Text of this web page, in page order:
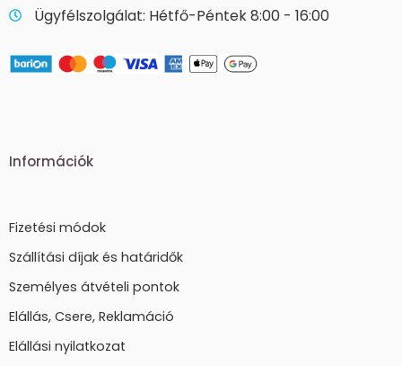
Ügyfélszolgálat: Hétfő-Péntek 8:00 - 16:00
Információk
Fizetési módok
Szállítási díjak és határidők
Személyes átvételi pontok
Elállás, Csere, Reklamáció
Elállási nyilatkozat